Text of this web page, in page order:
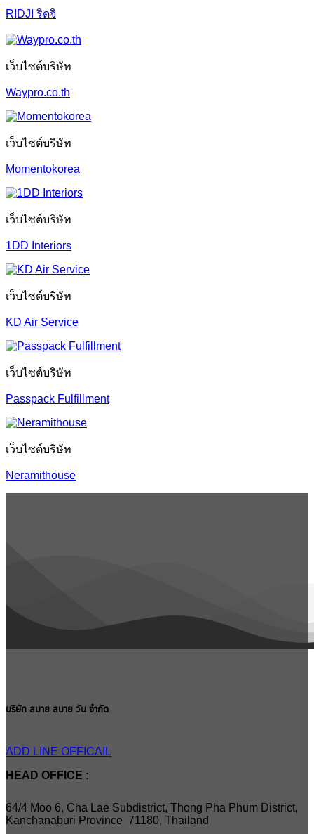
RIDJI ริดจิ
เว็บไซต์บริษัท
Waypro.co.th
เว็บไซต์บริษัท
Momentokorea
เว็บไซต์บริษัท
1DD Interiors
เว็บไซต์บริษัท
KD Air Service
เว็บไซต์บริษัท
Passpack Fulfillment
เว็บไซต์บริษัท
Neramithouse
บริษัท สมาย สบาย วัน จำกัด
ADD LINE OFFICAIL
HEAD OFFICE :
64/4 Moo 6, Cha Lae Subdistrict, Thong Pha Phum District,
Kanchanaburi Province 71180, Thailand